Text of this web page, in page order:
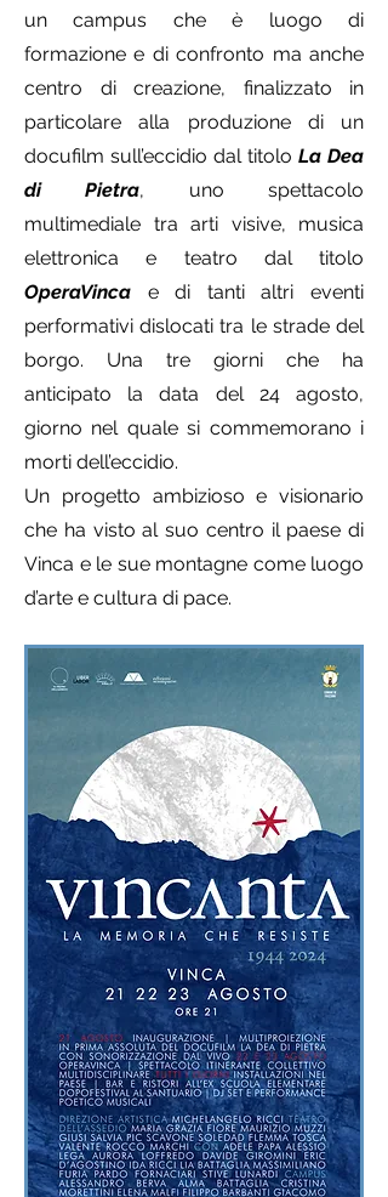
un campus che è luogo di
formazione e di confronto ma anche
centro di creazione, finalizzato in
particolare alla produzione di un
docufilm sull’eccidio dal titolo La Dea
di Pietra, uno spettacolo
multimediale tra arti visive, musica
elettronica e teatro dal titolo
OperaVinca e di tanti altri eventi
performativi dislocati tra le strade del
borgo. Una tre giorni che ha
anticipato la data del 24 agosto,
giorno nel quale si commemorano i
morti dell’eccidio.
Un progetto ambizioso e visionario
che ha visto al suo centro il paese di
Vinca e le sue montagne come luogo
d’arte e cultura di pace.